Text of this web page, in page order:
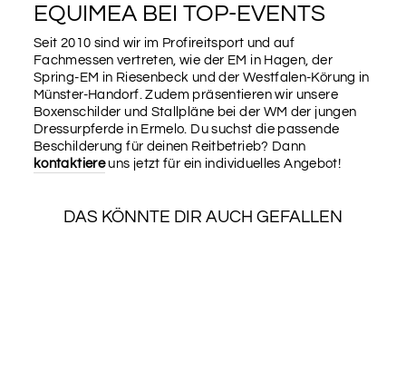
EQUIMEA BEI TOP-EVENTS
Seit 2010 sind wir im Profireitsport und auf
Fachmessen vertreten, wie der EM in Hagen, der
Spring-EM in Riesenbeck und der Westfalen-Körung in
Münster-Handorf. Zudem präsentieren wir unsere
Boxenschilder und Stallpläne bei der WM der jungen
Dressurpferde in Ermelo. Du suchst die passende
Beschilderung für deinen Reitbetrieb? Dann
kontaktiere uns jetzt für ein individuelles Angebot!
DAS KÖNNTE DIR AUCH GEFALLEN